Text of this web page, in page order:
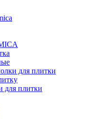
для плитки
для плитки